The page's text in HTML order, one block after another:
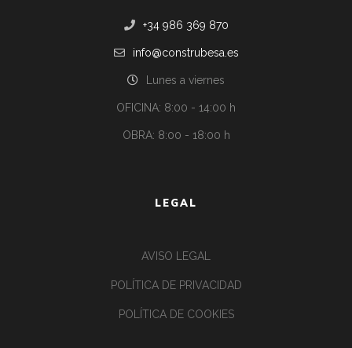
+34 986 369 870
info@construbesa.es
Lunes a viernes
OFICINA: 8:00 - 14:00 h
OBRA: 8:00 - 18:00 h
LEGAL
AVISO LEGAL
POLÍTICA DE PRIVACIDAD
POLÍTICA DE COOKIES